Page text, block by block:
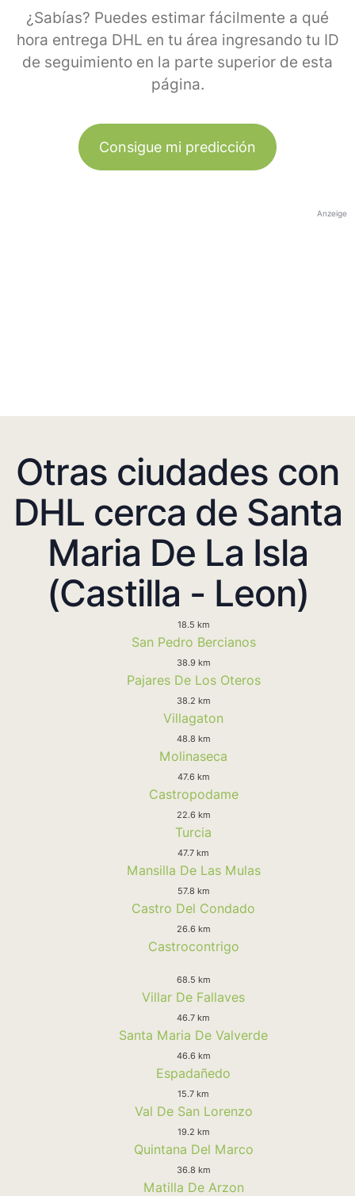
¿Sabías? Puedes estimar fácilmente a qué
hora entrega DHL en tu área ingresando tu ID
de seguimiento en la parte superior de esta
página.
Consigue mi predicción
Anzeige
Otras ciudades con
DHL cerca de Santa
Maria De La Isla
(Castilla - Leon)
18.5 km
San Pedro Bercianos
38.9 km
Pajares De Los Oteros
38.2 km
Villagaton
48.8 km
Molinaseca
47.6 km
Castropodame
22.6 km
Turcia
47.7 km
Mansilla De Las Mulas
57.8 km
Castro Del Condado
26.6 km
Castrocontrigo
68.5 km
Villar De Fallaves
46.7 km
Santa Maria De Valverde
46.6 km
Espadañedo
15.7 km
Val De San Lorenzo
19.2 km
Quintana Del Marco
36.8 km
Matilla De Arzon